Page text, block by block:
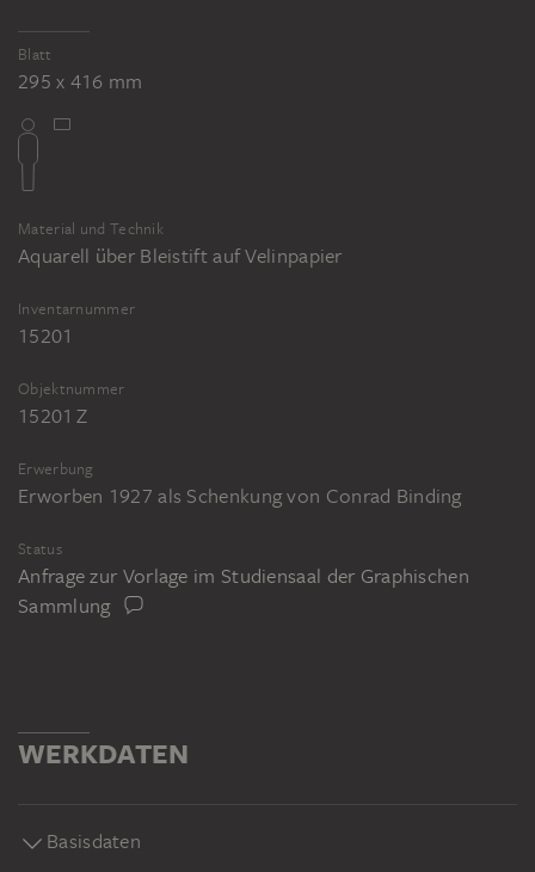
Blatt
295 x 416 mm
Material und Technik
Aquarell über Bleistift auf Velinpapier
Inventarnummer
15201
Objektnummer
15201 Z
Erwerbung
Erworben 1927 als Schenkung von Conrad Binding
Status
Anfrage zur Vorlage im Studiensaal der Graphischen
Sammlung
WERKDATEN
Basisdaten